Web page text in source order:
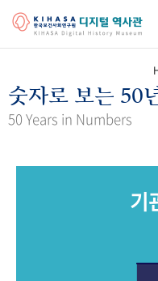
걸어온 길 기관 변천사
키워드로 보
숫자로 보는 50
50 Years in Numbers
기